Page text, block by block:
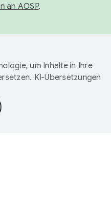
an AOSP.
um Inhalte in Ihre
KI-Übersetzungen